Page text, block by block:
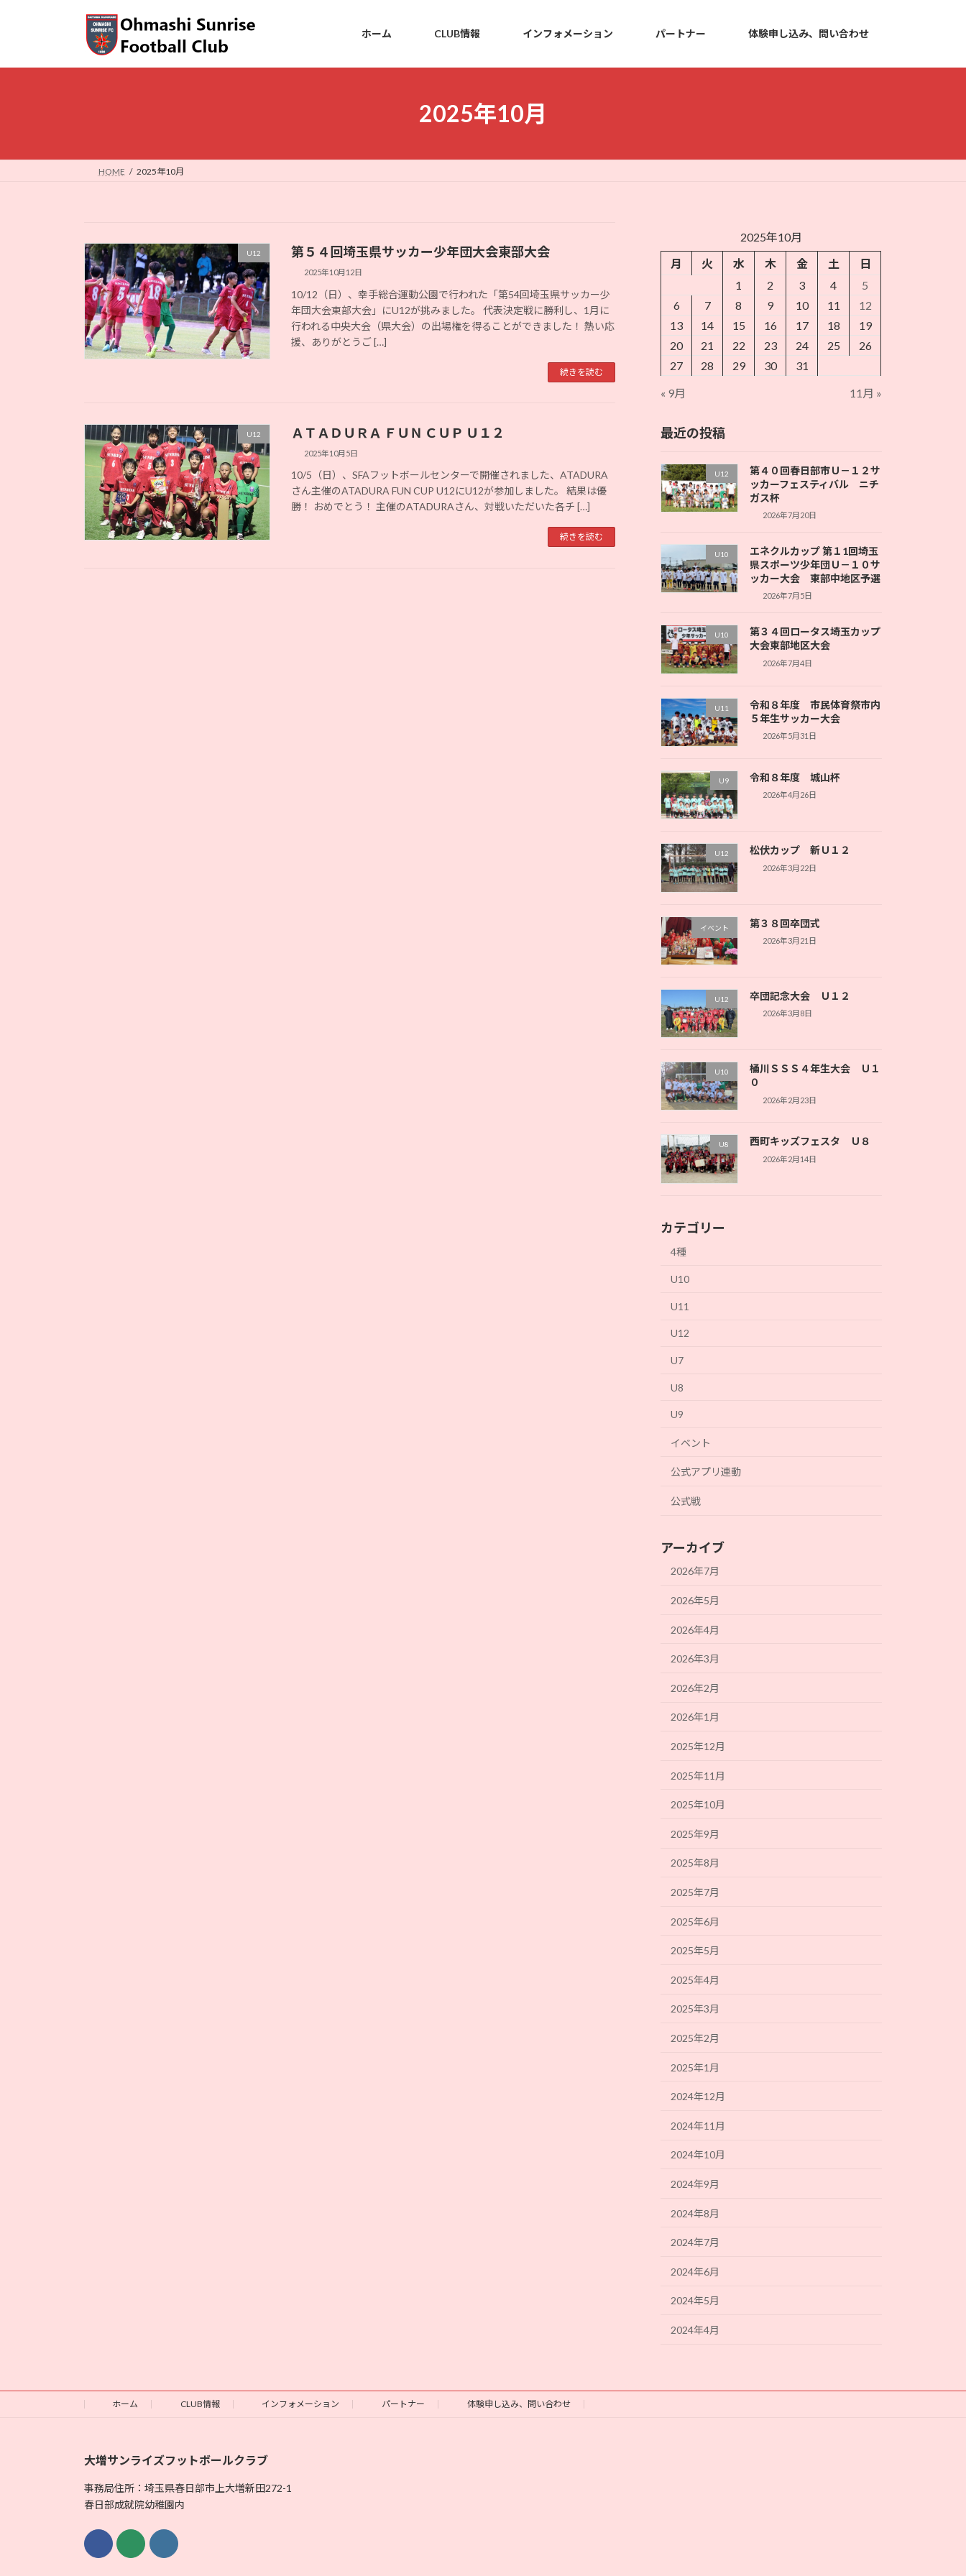
プ
動
ホーム CLUB情報 インフォメーション パートナー 体験申し込み、問い合わせ
2025年10月
HOME 2025年10月
U12 第５４回埼玉県サッカー少年団大会東部大会
2025年10月12日
10/12（日）、幸手総合運動公園で行われた「第54回埼玉県サッカー少
年団大会東部大会」にU12が挑みました。 代表決定戦に勝利し、1月に
行われる中央大会（県大会）の出場権を得ることができました！ 熱い応
援、ありがとうご […]
続きを読む
U12 ＡＴＡＤＵＲＡ ＦＵＮ ＣＵＰ Ｕ１２
2025年10月5日
10/5（日）、SFAフットボールセンターで開催されました、ATADURA
さん主催のATADURA FUN CUP U12にU12が参加しました。 結果は優
勝！ おめでとう！ 主催のATADURAさん、対戦いただいた各チ […]
続きを読む
2025年10月
月
火 水 木 金 土
日
1
2 3 4
5
6
7 8 9 10 11
12
13
14 15 16 17 18
19
20
21 22 23 24 25
26
27
28 29 30 31
« 9月 11月 »
最近の投稿
U12
第４０回春日部市Ｕ－１２サ
ッカーフェスティバル ニチ
ガス杯
2026年7月20日
U10
エネクルカップ 第１1回埼玉
県スポーツ少年団Ｕ－１０サ
ッカー大会 東部中地区予選
2026年7月5日
U10
第３４回ロータス埼玉カップ
大会東部地区大会
2026年7月4日
U11
令和８年度 市民体育祭市内
５年生サッカー大会
2026年5月31日
U9 令和８年度 城山杯
2026年4月26日
U12 松伏カップ 新Ｕ１２
2026年3月22日
イベント 第３８回卒団式
2026年3月21日
U12 卒団記念大会 Ｕ１２
2026年3月8日
U10
桶川ＳＳＳ４年生大会 Ｕ１
０
2026年2月23日
U8 西町キッズフェスタ Ｕ８
2026年2月14日
カテゴリー
4種
U10
U11
U12
U7
U8
U9
イベント
公式アプリ連動
公式戦
アーカイブ
2026年7月
2026年5月
2026年4月
2026年3月
2026年2月
2026年1月
2025年12月
2025年11月
2025年10月
2025年9月
2025年8月
2025年7月
2025年6月
2025年5月
2025年4月
2025年3月
2025年2月
2025年1月
2024年12月
2024年11月
2024年10月
2024年9月
2024年8月
2024年7月
2024年6月
2024年5月
2024年4月
ホーム CLUB情報 インフォメーション パートナー 体験申し込み、問い合わせ
大増サンライズフットボールクラブ
事務局住所：埼玉県春日部市上大増新田272-1
春日部成就院幼稚園内